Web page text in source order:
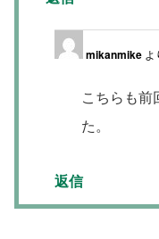
mikanmike よ
こちらも前
た。
返信